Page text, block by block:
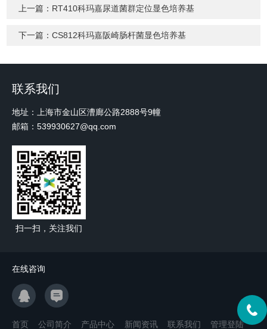
上一篇： RT410科玛嘉尿道菌群定位显色培养基
下一篇：CS812科玛嘉阪崎肠杆菌显色培养基
联系我们
地址：上海市金山区漕廊公路2888号9幢
邮箱：539930627@qq.com
扫一扫，关注我们
在线咨询
首页 公司简介 产品中心 新闻资讯 联系我们 管理登陆